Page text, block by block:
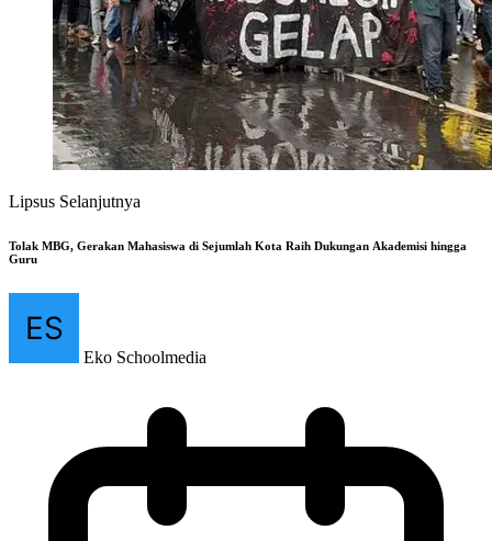
Lipsus Selanjutnya
Tolak MBG, Gerakan Mahasiswa di Sejumlah Kota Raih Dukungan Akademisi hingga
Guru
Eko Schoolmedia